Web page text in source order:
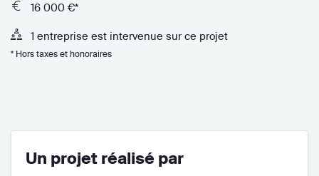
16 000 €*
1 entreprise est intervenue sur ce projet
* Hors taxes et honoraires
Un projet réalisé par